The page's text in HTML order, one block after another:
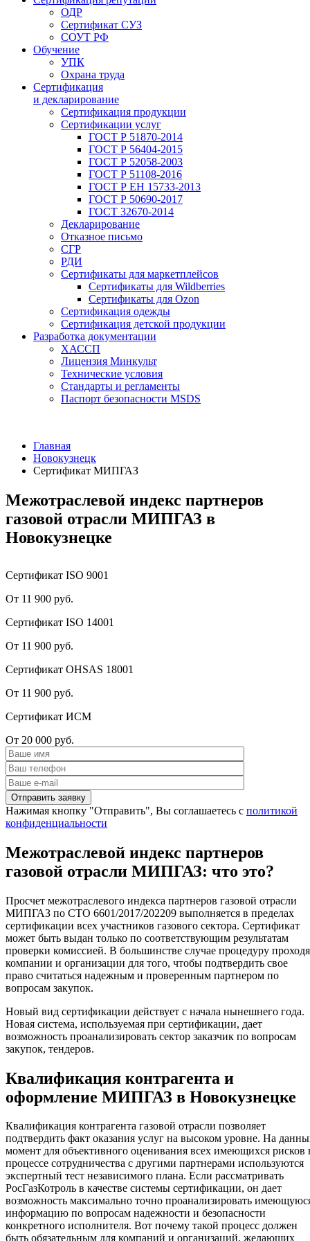
ОДР
Сертификат СУЗ
СОУТ РФ
Обучение
УПК
Охрана труда
Сертификация
и декларирование
Сертификация продукции
Сертификации услуг
ГОСТ Р 51870-2014
ГОСТ Р 56404-2015
ГОСТ Р 52058-2003
ГОСТ Р 51108-2016
ГОСТ Р ЕН 15733-2013
ГОСТ Р 50690-2017
ГОСТ 32670-2014
Декларирование
Отказное письмо
СГР
РДИ
Сертификаты для маркетплейсов
Сертификаты для Wildberries
Сертификаты для Ozon
Сертификация одежды
Сертификация детской продукции
Разработка документации
ХАССП
Лицензия Минкульт
Технические условия
Стандарты и регламенты
Паспорт безопасности MSDS
Главная
Новокузнецк
Сертификат МИПГАЗ
Межотраслевой индекс партнеров
газовой отрасли МИПГАЗ в
Новокузнецке
Сертификат ISO 9001
От 11 900 руб.
Сертификат ISO 14001
От 11 900 руб.
Сертификат OHSAS 18001
От 11 900 руб.
Сертификат ИСМ
От 20 000 руб.
Нажимая кнопку "Отправить", Вы соглашаетесь с политикой
конфиденциальности
Межотраслевой индекс партнеров
газовой отрасли МИПГАЗ: что это?
Просчет межотраслевого индекса партнеров газовой отрасли
МИПГАЗ по СТО 6601/2017/202209 выполняется в пределах
сертификации всех участников газового сектора. Сертификат
может быть выдан только по соответствующим результатам
проверки комиссией. В большинстве случае процедуру
компании и организации для того, чтобы подтвердить свое
право считаться надежным и проверенным партнером по
вопросам закупок.
Новый вид сертификации действует с начала нынешнего года.
Новая система, используемая при сертификации, дает
возможность проанализировать сектор заказчик по вопросам
закупок, тендеров.
Квалификация контрагента и
оформление МИПГАЗ в Новокузнецке
Квалификация контрагента газовой отрасли позволяет
подтвердить факт оказания услуг на высоком уровне. На
момент для объективного оценивания всех имеющихся рисков
процессе сотрудничества с другими партнерами используются
экспертный тест независимого плана. Если рассматривать
РосГазКотроль в качестве системы сертификации, он дает
возможность максимально точно проанализировать
информацию по вопросам надежности и безопасности
конкретного исполнителя. Вот почему такой процесс должен
быть обязательным для компаний и организаций, желающих